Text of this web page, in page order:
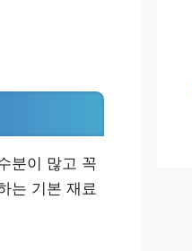
분이 많고 꼭
는 기본 재료